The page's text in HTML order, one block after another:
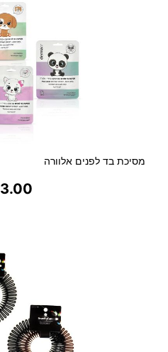
מסיכת בד לפנים אלוורה
3.00